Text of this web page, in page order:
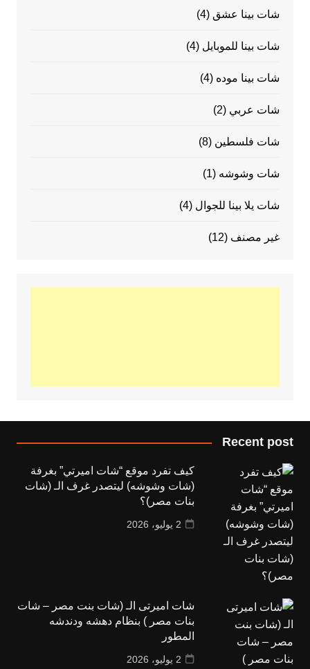
شات بينا عشق (4)
شات بينا للموبايل (4)
شات بينا موده (4)
شات عربي (2)
شات فلسطين (8)
شات وشوشه (1)
شات يلا بينا للجوال (4)
غير مصنف (12)
Recent post
كيف تفرد موقع “شات اميرتي” بغرفة
(شات وشوشه) ليتصدر غرف الـ (شات
بنات مصر)؟
2 يوليو، 2026
شات اميرتى الـ (شات بنت مصر – شات
بنات مصر ) بنظام دهشه ودندشه
المطور
2 يوليو، 2026